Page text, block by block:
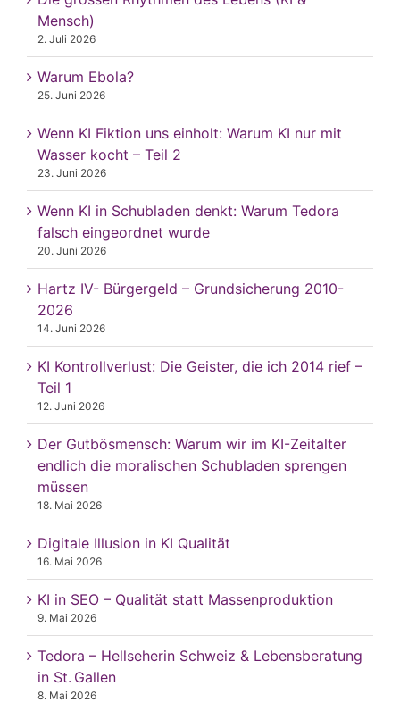
Mensch)
2. Juli 2026
Warum Ebola?
25. Juni 2026
Wenn KI Fiktion uns einholt: Warum KI nur mit
Wasser kocht – Teil 2
23. Juni 2026
Wenn KI in Schubladen denkt: Warum Tedora
falsch eingeordnet wurde
20. Juni 2026
Hartz IV- Bürgergeld – Grundsicherung 2010-
2026
14. Juni 2026
KI Kontrollverlust: Die Geister, die ich 2014 rief –
Teil 1
12. Juni 2026
Der Gutbösmensch: Warum wir im KI-Zeitalter
endlich die moralischen Schubladen sprengen
müssen
18. Mai 2026
Digitale Illusion in KI Qualität
16. Mai 2026
KI in SEO – Qualität statt Massenproduktion
9. Mai 2026
Tedora – Hellseherin Schweiz & Lebensberatung
in St. Gallen
8. Mai 2026